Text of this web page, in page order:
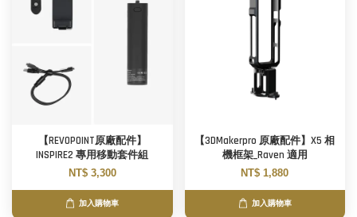
【REVOPOINT原廠配件】
INSPIRE2 專用移動套件組
NT$ 3,300
加入購物車
【3DMakerpro 原廠配件】X5 相
機框架_Raven 適用
NT$ 1,880
加入購物車